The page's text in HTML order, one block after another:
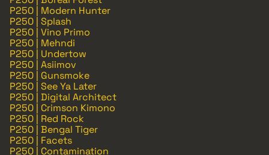
P250 | Modern Hunter
P250 | Splash
P250 | Vino Primo
P250 | Mehndi
P250 | Undertow
P250 | Asiimov
P250 | Gunsmoke
P250 | See Ya Later
P250 | Digital Architect
P250 | Crimson Kimono
P250 | Red Rock
P250 | Bengal Tiger
P250 | Facets
P250 | Contamination